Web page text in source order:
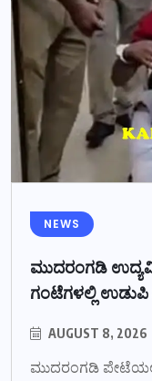
NEWS
ಮುದರಂಗಡಿ
ಗಂಟೆಗಳಲ್ಲಿ
AUGUST 8, 2026
ಮುದರಂಗಡಿ